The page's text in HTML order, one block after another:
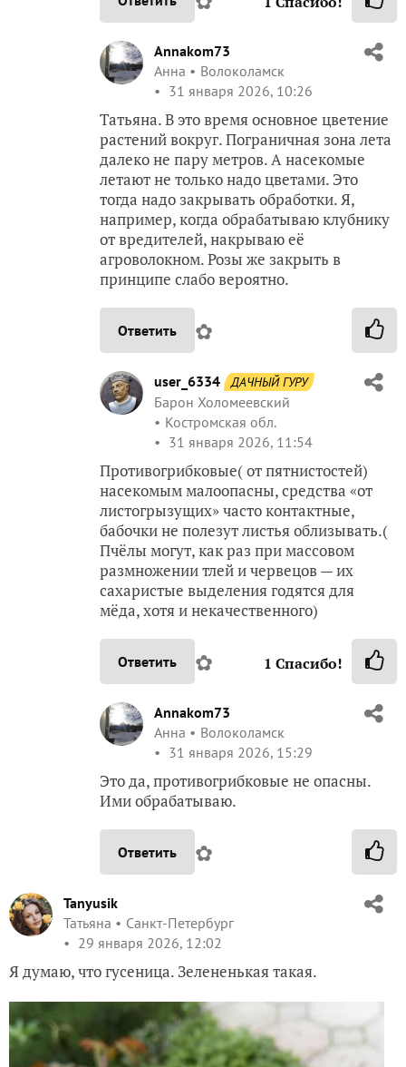
Annakom73
Анна
Волоколамск
31 января 2026, 10:26
Татьяна. В это время основное цветение
растений вокруг. Пограничная зона лета
далеко не пару метров. А насекомые
летают не только надо цветами. Это
тогда надо закрывать обработки. Я,
например, когда обрабатываю клубнику
от вредителей, накрываю её
агроволокном. Розы же закрыть в
принципе слабо вероятно.
Ответить ✿
user_6334 ДАЧНЫЙ ГУРУ
Барон Холомеевский
Костромская обл.
31 января 2026, 11:54
Противогрибковые( от пятнистостей)
насекомым малоопасны, средства «от
листогрызущих» часто контактные,
бабочки не полезут листья облизывать.(
Пчёлы могут, как раз при массовом
размножении тлей и червецов — их
сахаристые выделения годятся для
мёда, хотя и некачественного)
Ответить ✿ 1 Спасибо!
Annakom73
Анна
Волоколамск
31 января 2026, 15:29
Это да, противогрибковые не опасны.
Ими обрабатываю.
Ответить ✿
Tanyusik
Татьяна
Санкт-Петербург
29 января 2026, 12:02
Я думаю, что гусеница. Зелененькая такая.